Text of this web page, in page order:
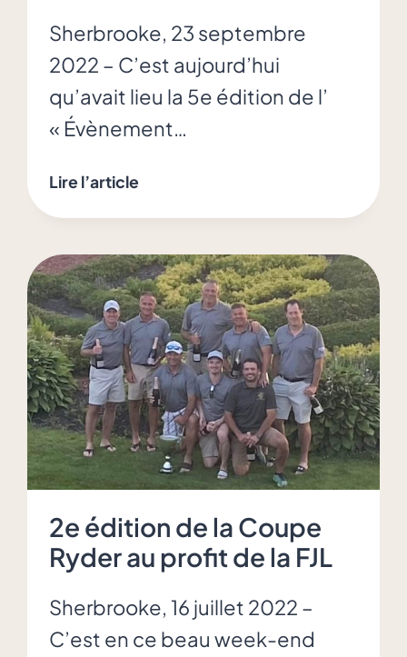
Sherbrooke, 23 septembre
2022 – C’est aujourd’hui
qu’avait lieu la 5e édition de l’
« Évènement…
Lire l’article
pour
la
5e
édition
de
l’
« Évènement
de
la
Fondation
Lefebvre »
2e édition de la Coupe
Ryder au profit de la FJL
Sherbrooke, 16 juillet 2022 –
C’est en ce beau week-end